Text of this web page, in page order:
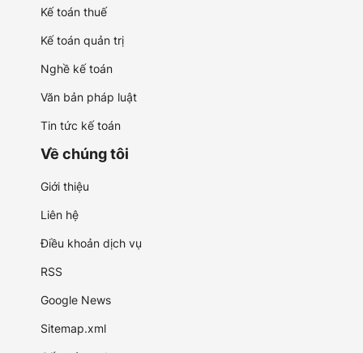
Kế toán thuế
Kế toán quản trị
Nghề kế toán
Văn bản pháp luật
Tin tức kế toán
Về chúng tôi
Giới thiệu
Liên hệ
Điều khoản dịch vụ
RSS
Google News
Sitemap.xml